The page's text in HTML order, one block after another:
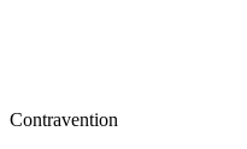
Contravention